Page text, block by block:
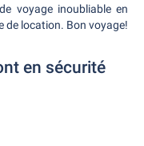
voyage inoubliable en
de location. Bon voyage!
en sécurité